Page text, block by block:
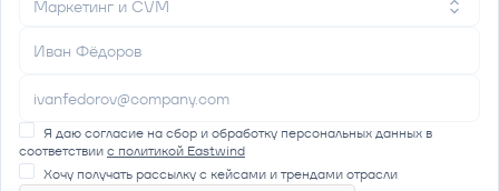
Маркетинг и CVM
Я даю согласие на сбор и обработку персональных данных в
соответствии с политикой Eastwind
Хочу получать рассылку с кейсами и трендами отрасли